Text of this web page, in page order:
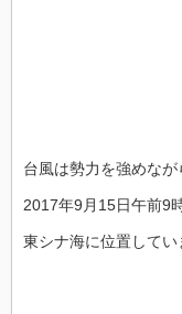
台風は勢力を強めなが
2017年9月15日午前9
東シナ海に位置してい